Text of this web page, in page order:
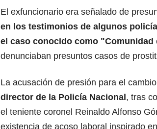
El exfuncionario era señalado de
en los testimonios de algunos
el caso conocido como "Comunidad
denunciaban presuntos casos de
La acusación de presión para el
director de la Policía Nacional, tras
el teniente coronel Reinaldo Alfonso
existencia de acoso laboral inspirado